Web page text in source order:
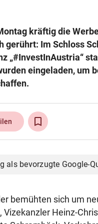
kräftig die
Im Schloss
„#InvestInAustria“
eingeladen, um
als bevorzugte Google-
bemühten sich um
Heinz-